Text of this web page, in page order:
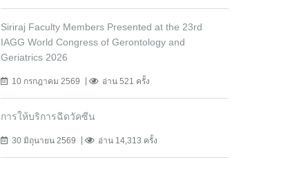
Siriraj Faculty Members Presented at the 23rd
IAGG World Congress of Gerontology and
Geriatrics 2026
10 กรกฎาคม 2569 อ่าน 521 ครั้ง
การให้บริการฉีดวัคซีน
30 มิถุนายน 2569 อ่าน 14,313 ครั้ง